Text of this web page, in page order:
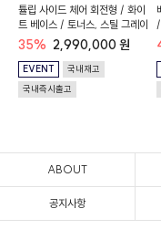
튤립 사이드 체어 회전형 / 화이
트 베이스 / 토너스, 스틸 그레이
35% 2,990,000 원
EVENT
국내재고
국내즉시출고
ABOUT
공지사항